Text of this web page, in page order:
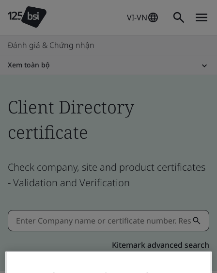
VI-VN
Đánh giá & Chứng nhận
Xem toàn bộ
Client Directory
certificate
Check company, site and product certificates
- Validation and Verification
Kitemark advanced search